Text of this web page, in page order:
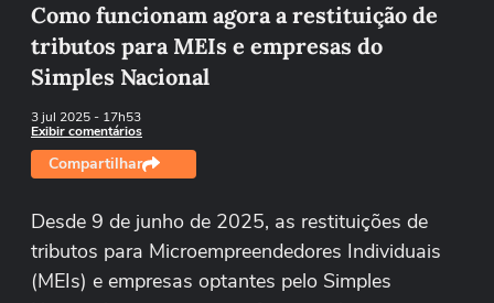
Como funcionam agora a restituição de
tributos para MEIs e empresas do
Simples Nacional
3 jul 2025- 17h53
Exibir comentários
Compartilhar
Desde 9 de junho de 2025, as restituições de
tributos para Microempreendedores Individuais
(MEIs) e empresas optantes pelo Simples